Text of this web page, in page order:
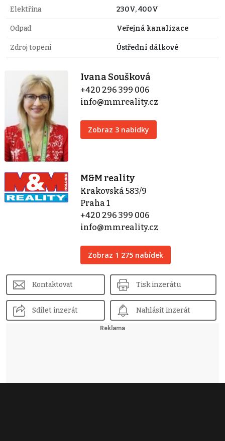
Elektřina 230V, 400V
Odpad Veřejná kanalizace
Zdroj topení Ústřední dálkové
Ivana Soušková
+420 296 399 006
info@mmreality.cz
Zobraz 3 nabídky
M&M reality
Krakovská 583/9
Praha 1
+420 296 399 006
info@mmreality.cz
Zobraz 1 275 nabídek
Kontaktovat Tisk inzerátu
Sdílet inzerát Nahlásit inzerát